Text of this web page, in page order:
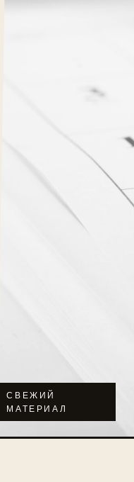
СВЕЖИЙ
МАТЕРИАЛ